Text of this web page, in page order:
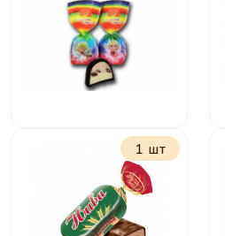
Грильяжные
мягкий грильяж
Милому созданию
1 шт